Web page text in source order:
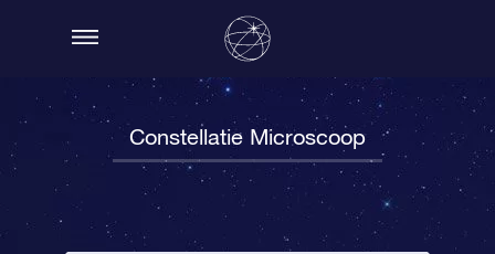
Constellatie Microscoop